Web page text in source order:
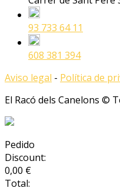
93 733 64 11
608 381 394
Aviso legal - Política de
El Racó dels Canelons ©
Pedido
Discount:
0,00 €
Total: